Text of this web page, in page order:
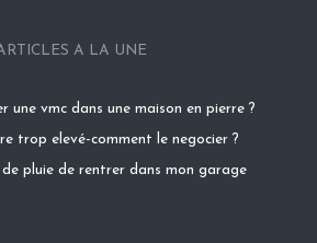
A LA UNE
une vmc dans une maison en pierre ?
trop elevé-comment le negocier ?
de pluie de rentrer dans mon garage